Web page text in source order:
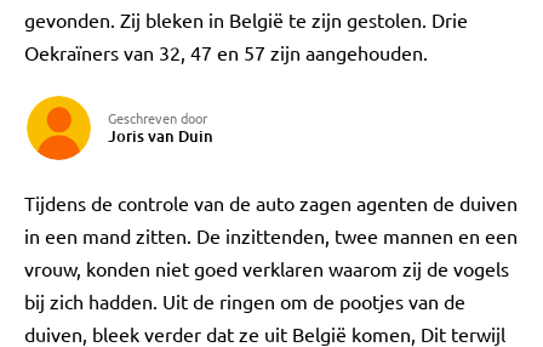
gevonden. Zij bleken in België te zijn gestolen. Drie
Oekraïners van 32, 47 en 57 zijn aangehouden.
Geschreven door
Joris van Duin
Tijdens de controle van de auto zagen agenten de duiven
in een mand zitten. De inzittenden, twee mannen en een
vrouw, konden niet goed verklaren waarom zij de vogels
bij zich hadden. Uit de ringen om de pootjes van de
duiven, bleek verder dat ze uit België komen, Dit terwijl